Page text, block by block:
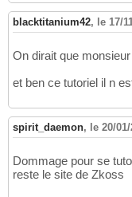
blacktitanium42, le 17/
On dirait que
et ben ce tutoriel il n
spirit_daemon, le 20/
Dommage pour se
reste le site de Zkoss